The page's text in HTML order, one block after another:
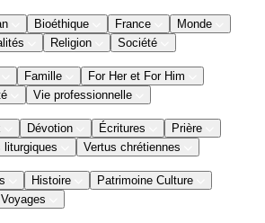
Bioéthique France
Monde
Religion Société
Famille
For Her et For Him
Vie professionnelle
Dévotion Écritures
Prière
liturgiques Vertus chrétiennes
Histoire
Patrimoine Culture
Voyages